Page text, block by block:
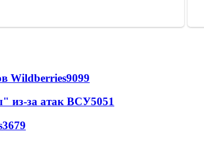
Wildberries9099
из-за атак ВСУ5051
3679